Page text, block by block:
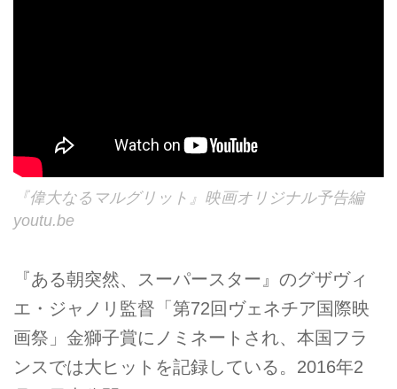
『偉大なるマルグリット』映画オリジナル予告編
youtu.be
『ある朝突然、スーパースター』のグザヴィ
エ・ジャノリ監督「第72回ヴェネチア国際映
画祭」金獅子賞にノミネートされ、本国フラ
ンスでは大ヒットを記録している。2016年2